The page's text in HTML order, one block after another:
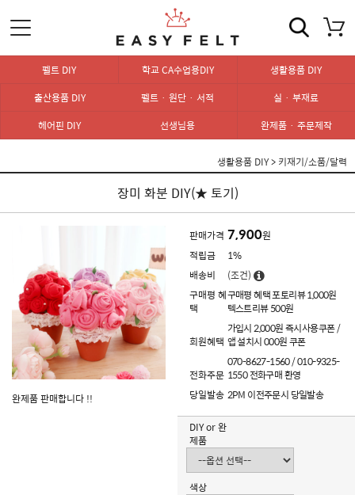
펠트 DIY 학교 CA수업용DIY
생활용품 DIY
출산용품 DIY
펠트 · 원단 · 서적
실 · 부재료
헤어핀 DIY
선생님용 완제품 · 주문제작
생활용품 DIY> 키재기/소품/달력
장미 화분 DIY(★ 토기)
완제품 판매합니다 !!
판매가격 7,900원
적립금
1%
배송비
(조건)
구매평 혜
택
구매평 혜택 포토리뷰 1,000원
텍스트리뷰 500원
회원혜택
가입시 2,000원 즉시사용쿠폰 /
앱 설치시 000원 쿠폰
전화주문
070-8627-1560 / 010-9325-
1550 전화구매 환영
당일발송 2PM 이전주문시 당일발송
DIY or 완
제품
색상